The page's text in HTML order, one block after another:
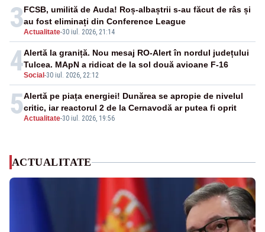
3Actualitate-30 iul. 2026, 21:14
FCSB, umilită de Auda! Roș-albaștrii s-au făcut de râs și
au fost eliminați din Conference League
4Social -30 iul. 2026, 22:12
Alertă la graniță. Nou mesaj RO-Alert în nordul județului
Tulcea. MApN a ridicat de la sol două avioane F-16
5Actualitate-30 iul. 2026, 19:56
Alertă pe piața energiei! Dunărea se apropie de nivelul
critic, iar reactorul 2 de la Cernavodă ar putea fi oprit
ACTUALITATE